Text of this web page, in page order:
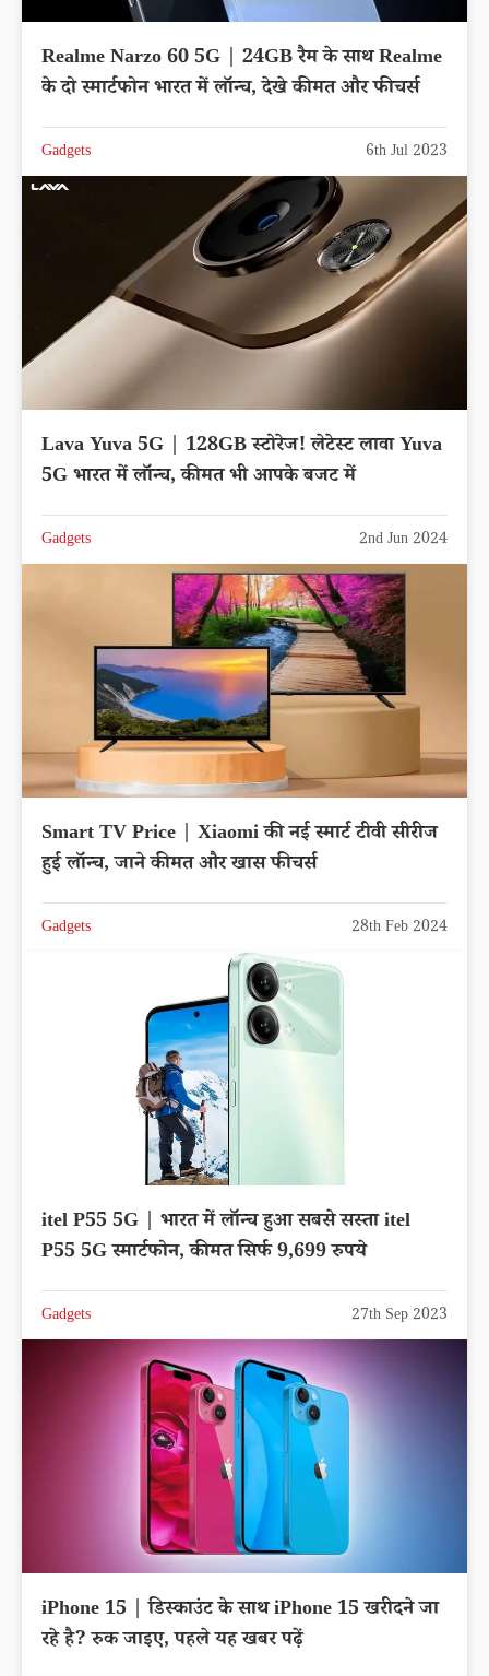
Realme Narzo 60 5G | 24GB रैम के साथ Realme
के दो स्मार्टफोन भारत में लॉन्च, देखे कीमत और फीचर्स
Gadgets 6th Jul 2023
Lava Yuva 5G | 128GB स्टोरेज! लेटेस्ट लावा Yuva
5G भारत में लॉन्च, कीमत भी आपके बजट में
Gadgets 2nd Jun 2024
Smart TV Price | Xiaomi की नई स्मार्ट टीवी सीरीज
हुई लॉन्च, जाने कीमत और खास फीचर्स
Gadgets 28th Feb 2024
itel P55 5G | भारत में लॉन्च हुआ सबसे सस्ता itel
P55 5G स्मार्टफोन, कीमत सिर्फ 9,699 रुपये
Gadgets 27th Sep 2023
iPhone 15 | डिस्काउंट के साथ iPhone 15 खरीदने जा
रहे है? रुक जाइए, पहले यह खबर पढ़ें